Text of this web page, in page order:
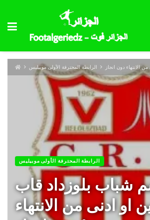
الرابطة المحترفة الأولى موبيليس
الرابطة المحترفة الأولى موبيليس
شباب بلوزداد قاب
او ادنى من الانتهاء